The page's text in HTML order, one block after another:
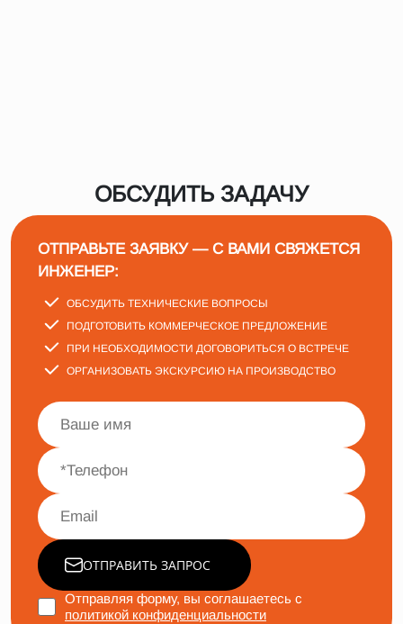
ОБСУДИТЬ ЗАДАЧУ
ОТПРАВЬТЕ ЗАЯВКУ — С ВАМИ СВЯЖЕТСЯ
ИНЖЕНЕР:
ОБСУДИТЬ ТЕХНИЧЕСКИЕ ВОПРОСЫ
ПОДГОТОВИТЬ КОММЕРЧЕСКОЕ ПРЕДЛОЖЕНИЕ
ПРИ НЕОБХОДИМОСТИ ДОГОВОРИТЬСЯ О ВСТРЕЧЕ
ОРГАНИЗОВАТЬ ЭКСКУРСИЮ НА ПРОИЗВОДСТВО
ОТПРАВИТЬ ЗАПРОС
Отправляя форму, вы соглашаетесь с
политикой конфиденциальности